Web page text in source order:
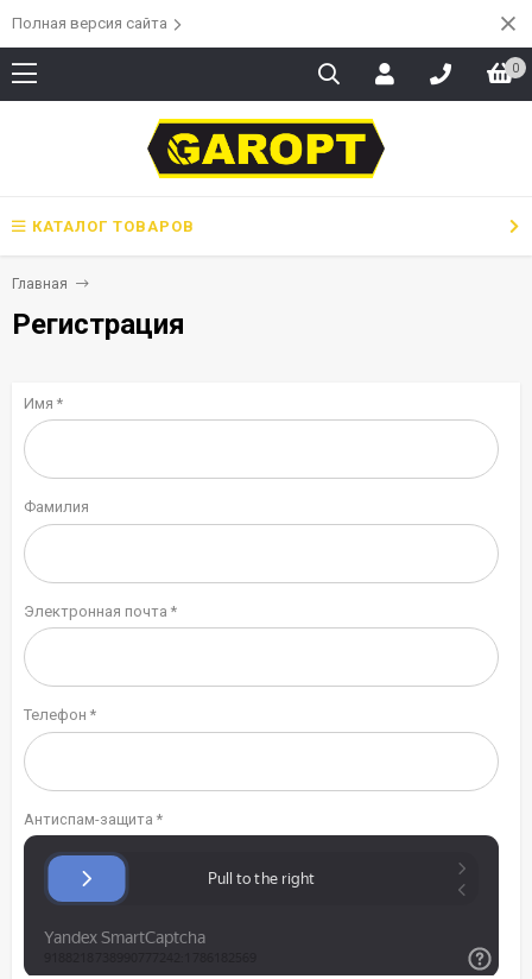
Полная версия сайта
0
КАТАЛОГ ТОВАРОВ
Главная
Регистрация
Имя *
Фамилия
Электронная почта *
Телефон *
Антиспам-защита *